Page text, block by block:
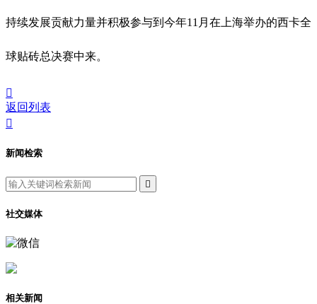
持续发展贡献力量并积极参与到今年11月在上海举办的西卡全
球贴砖总决赛中来。

返回列表

新闻检索

社交媒体
相关新闻